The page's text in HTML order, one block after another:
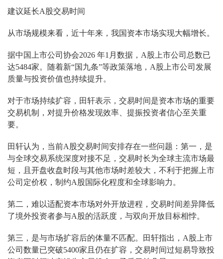
建议延长A股交易时间
从市场规模来看，近十年来，我国资本市场实现大幅增长。
据中国上市公司协会2026 年1月数据，A股上市公司总数已
达5484家。随着新“国九条”等政策落地，A股上市公司发展
质量与投资价值也持续提升。
对于市场持续扩容，田轩表示，交易时间是资本市场的重要
交易机制，对提升价格发现效率、提振投资者信心至关重
要。
田轩认为，当前A股交易时间安排存在一些问题：第一，是
与全球交易系统深度对接不足，交易时长为全球主流市场最
短，且开盘收盘时段与其他市场时差较大，不利于把握上市
公司定价权，制约A股国际化程度和全球影响力。
第二，难以适配资本市场对外开放进程，交易时间差异降低
了境外投资者参与A股的活跃度，与双向开放目标相悖。
第三，是与市场扩容后的体量不匹配。田轩指出，A股上市
公司数量已突破5400家且仍在扩容，交易时间过短易导致投